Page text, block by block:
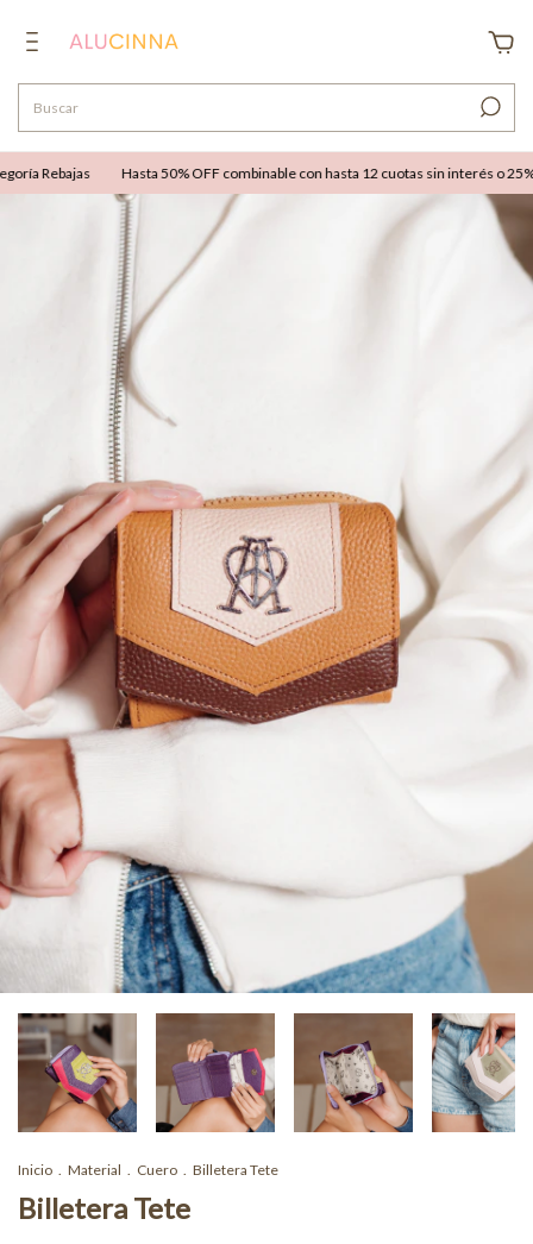
Rebajas Hasta 50% OFF combinable con hasta 12 cuotas sin interés o 25%
Inicio Material Cuero Billetera Tete
Billetera Tete